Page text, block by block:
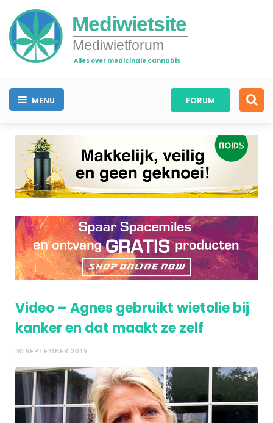
Mediwietsite
Mediwietforum
Alles over medicinale cannabis
MENU FORUM
Video – Agnes gebruikt wietolie bij
kanker en dat maakt ze zelf
30 SEPTEMBER 2019